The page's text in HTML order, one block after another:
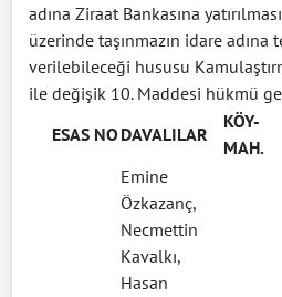
adına Ziraat Bankasına
üzerinde taşınmazın idare adına
verilebileceği hususu
ile değişik 10. Maddesi hükmü
ESAS NO DAVALILAR
KÖY-
MAH.
Emine
Özkazanç,
Necmettin
Kavalkı,
Hasan